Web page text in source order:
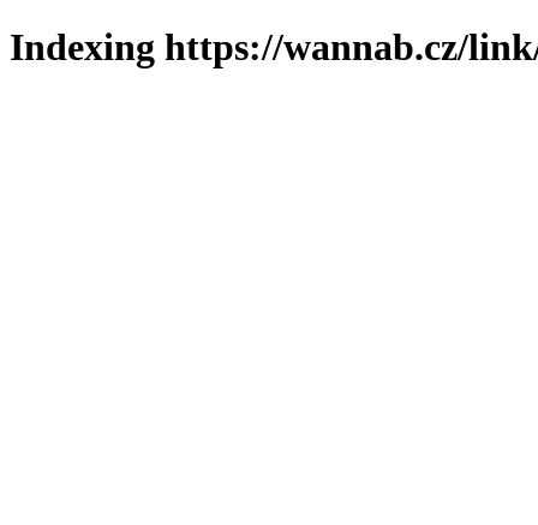
Indexing https://wannab.cz/